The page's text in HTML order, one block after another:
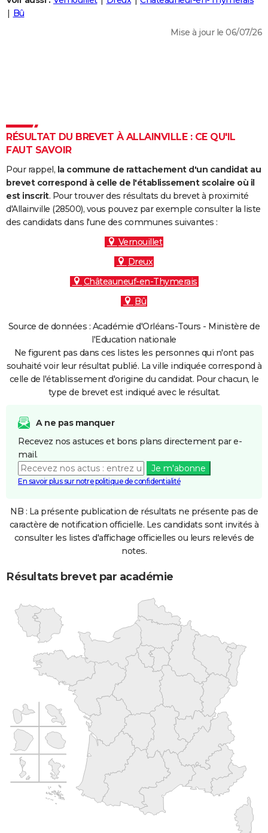
Destinations
City break
Voyage nature
Voyage de noces
Forum
Climat
PHOTO
Dictionnaire
Biographies
Citations
Expressions
Proverbes
PROGRAMME TV
S'inscrire
Se connecter
Lycées
Collèges
Primaires
Universités
Entreprises
Service militaire
Avis de recherche
AVIS DE DÉCÈS
FORUM
Bû
Mise à jour le 06/07/26
RÉSULTAT DU BREVET À ALLAINVILLE : CE QU'IL
FAUT SAVOIR
Pour rappel, la commune de rattachement d'un candidat au
brevet correspond à celle de l'établissement scolaire où il
est inscrit. Pour trouver des résultats du brevet à proximité
d'Allainville (28500), vous pouvez par exemple consulter la liste
des candidats dans l'une des communes suivantes :
Vernouillet
Dreux
Châteauneuf-en-Thymerais
Bû
Source de données : Académie d'Orléans-Tours - Ministère de
l'Education nationale
Ne figurent pas dans ces listes les personnes qui n'ont pas
souhaité voir leur résultat publié. La ville indiquée correspond à
celle de l'établissement d'origine du candidat. Pour chacun, le
type de brevet est indiqué avec le résultat.
A ne pas manquer
Recevez nos astuces et bons plans directement par e-
mail.
Je m'abonne
En savoir plus sur notre politique de confidentialité
NB : La présente publication de résultats ne présente pas de
caractère de notification officielle. Les candidats sont invités à
consulter les listes d'affichage officielles ou leurs relevés de
notes.
Résultats brevet par académie